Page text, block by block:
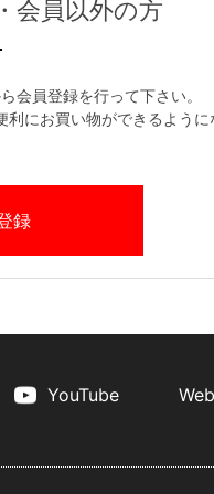
会員以外の方
会員登録を行って下さい。
にお買い物ができるように
YouTube